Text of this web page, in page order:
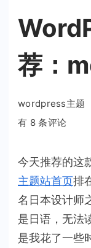
荐：
wordpress主题
WordPress
题
推
荐：
monochrome
有 8 条评论
今天推荐的这
主题站首页排
名日本设计师
是日语，无法
是我花了一些